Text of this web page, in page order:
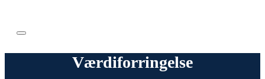
Værdiforringelse